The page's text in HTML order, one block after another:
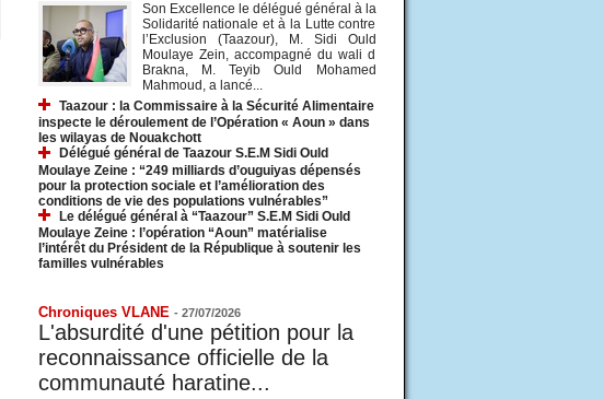
Son Excellence le délégué général à la
Solidarité nationale et à la Lutte contre
l’Exclusion (Taazour), M. Sidi Ould
Moulaye Zein, accompagné du wali d
Brakna, M. Teyib Ould Mohamed
Mahmoud, a lancé...
Taazour : la Commissaire à la Sécurité Alimentaire
inspecte le déroulement de l’Opération « Aoun » dans
les wilayas de Nouakchott
Délégué général de Taazour S.E.M Sidi Ould
Moulaye Zeine : “249 milliards d’ouguiyas dépensés
pour la protection sociale et l’amélioration des
conditions de vie des populations vulnérables”
Le délégué général à “Taazour” S.E.M Sidi Ould
Moulaye Zeine : l’opération “Aoun” matérialise
l’intérêt du Président de la République à soutenir les
familles vulnérables
Chroniques VLANE - 27/07/2026
L'absurdité d'une pétition pour la
reconnaissance officielle de la
communauté haratine...